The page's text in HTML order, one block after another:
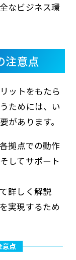
なビジネス環
注意点
ットをもたら
ためには、い
があります。
拠点での動作
してサポート
詳しく解説
実現するため